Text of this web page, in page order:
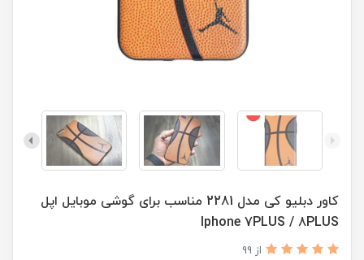
کاور دبلیو کی مدل 2281 مناسب برای گوشی موبایل اپل
Iphone 7PLUS / 8PLUS
از 99